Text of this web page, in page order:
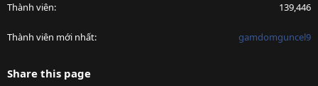
Thành viên 139,446
Thành viên mới nhất gamdomguncel9
Share this page